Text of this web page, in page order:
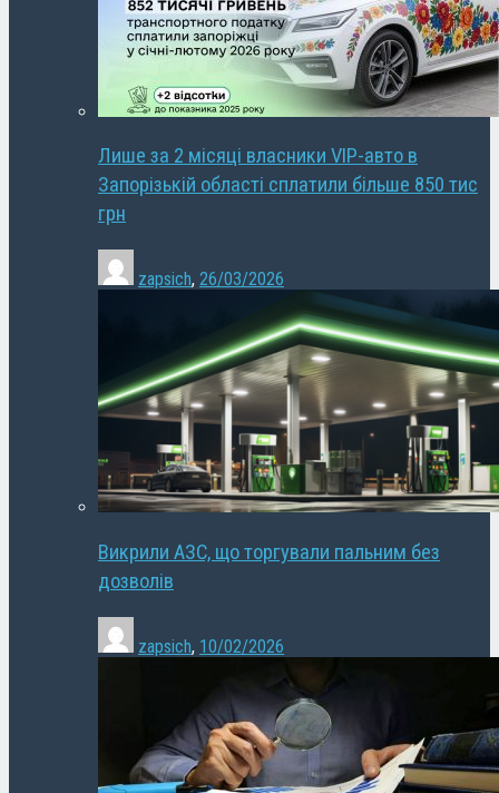
Лише за 2 місяці власники VIP-авто в
Запорізькій області сплатили більше 850 тис
грн
zapsich, 26/03/2026
Викрили АЗС, що торгували пальним без
дозволів
zapsich, 10/02/2026